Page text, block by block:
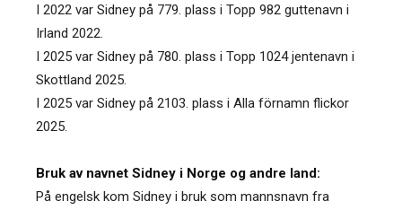
I 2022 var Sidney på 779. plass i Topp 982 guttenavn i
Irland 2022.
I 2025 var Sidney på 780. plass i Topp 1024 jentenavn i
Skottland 2025.
I 2025 var Sidney på 2103. plass i Alla förnamn flickor
2025.
Bruk av navnet Sidney i Norge og andre land:
På engelsk kom Sidney i bruk som mannsnavn fra